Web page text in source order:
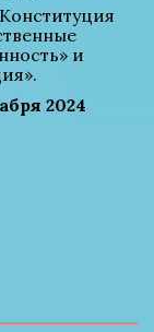
и
2024